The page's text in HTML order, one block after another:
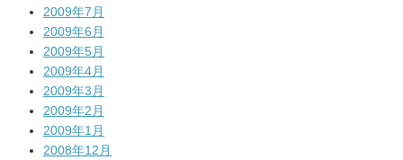
2009年7月
2009年6月
2009年5月
2009年4月
2009年3月
2009年2月
2009年1月
2008年12月